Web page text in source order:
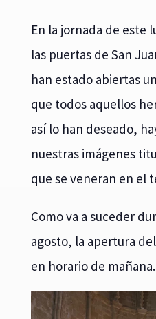
En la jornada de este
las puertas de San
han estado abiertas
que todos aquellos
así lo han deseado,
nuestras imágenes
que se veneran en el
Como va a suceder
agosto, la apertura
en horario de mañana.